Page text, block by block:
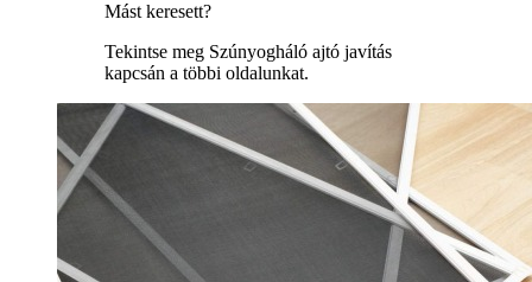
Mást keresett?
Tekintse meg Szúnyogháló ajtó javítás
kapcsán a többi oldalunkat.